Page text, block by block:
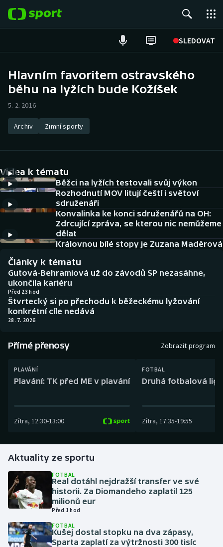
SLEDOVAT
Hokej
Atletika
DALŠÍ SPORTY
Americký fotbal
Baseball a softbal
Biatlon
Boby a skeleton
Curling
Dostihy
Futsal
Golf
Gymnastika
Házená
Judo
NEPŘEHLÉDNĚTE
Aplikace ČT sport
AZ kvíz
Hlavním favoritem ostravského
běhu na lyžích bude Kožíšek
5. 2. 2016
Archiv Zimní sporty
Videa k tématu
Běžci na lyžích testovali svůj výkon
Rozhodnutí MOV litují čeští i světoví
sdruženáři
Konvalinka ke konci sdruženářů na OH:
Zdrcující zpráva, se kterou nic nemůžeme
dělat
Královnou bílé stopy je Zuzana Maděrová
Články k tématu
Gutová-Behramiová už do závodů SP nezasáhne,
ukončila kariéru
Před 23 hod
Štvrtecký si po přechodu k běžeckému lyžování
konkrétní cíle nedává
28. 7. 2026
Přímé přenosy Zobrazit program
PLAVÁNÍ
Plavání: TK před ME v plavání
Zítra, 12:30-13:00
FOTBAL
Druhá fotbalová
Zítra, 17:35-19:55
Aktuality ze sportu
FOTBAL
Real dotáhl nejdražší transfer ve své
historii. Za Diomandeho zaplatil 125
milionů eur
Před 1 hod
FOTBAL
Kušej dostal stopku na dva zápasy,
Sparta zaplatí za výtržnosti 300 tisíc